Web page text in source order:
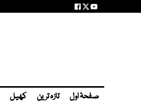
صفحۂ اول تازہ ترین کھیل